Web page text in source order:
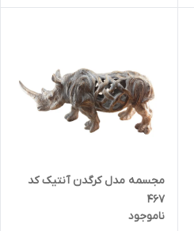
مجسمه مدل کرگدن آنتیک کد
467
ناموجود